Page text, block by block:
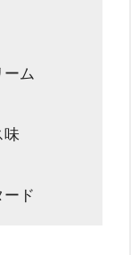
ーム
味
ド